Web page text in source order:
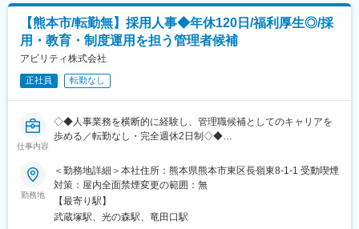
【入社後の体制】
2か月の研修を経て、3～6か月でひとり立ちが目安です。
◎パソコンでの研修+担当上司制 安心のサポート体制です！
◎ひとり立ち後も担当上司が細やかにサポートします♪
変更の範囲：会社の定める業務
<事務業務>
求人票作成/各種データ入力/契約関連書類の作成依頼
■扱うサービス：
製造・物流・エンジニアリング分野を中心に、人材派遣・アウト
ソーシング・職業紹介等の総合人材サービスを提供します。
■組織構成：
従業員数約500名規模で、地域密着型の事業展開を行っていま
す。
■教育体制：
OJT研修やノートPC・スマートフォンの貸与など、未経験でも安
心して業務に取り組める環境が整っています。
【熊本市/転勤無】採用人事◆年休120日/福利厚生◎/採
用・教育・制度運用を担う管理者候補
アビリティ株式会社
正社員 転勤なし
仕事内容
◇◆人事業務を横断的に経験し、管理職候補としてのキャリアを
歩める／転勤なし・完全週休2日制◇◆
■職務内容：
採用、教育、評価制度の運用から総務・労務業務まで幅広く担当
します。
採用業務だけではなく、人材育成・評価制度運用・定着施策など
組織づくり全般に携わり、将来的には管理者としての活躍を期待
勤務地
＜勤務地詳細＞本社住所：熊本県熊本市東区長嶺東8-1-1 受動喫煙
対策：屋内全面禁煙変更の範囲：無
【最寄り駅】
武蔵塚駅、光の森駅、竜田口駅